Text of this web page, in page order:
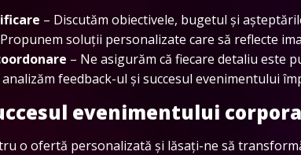
– Discutăm obiectivele, bugetul și
soluții personalizate care să reflecte
– Ne asigurăm că fiecare detaliu este
analizăm feedback-ul și succesul evenimentului
evenimentului
o ofertă personalizată și lăsați-ne să